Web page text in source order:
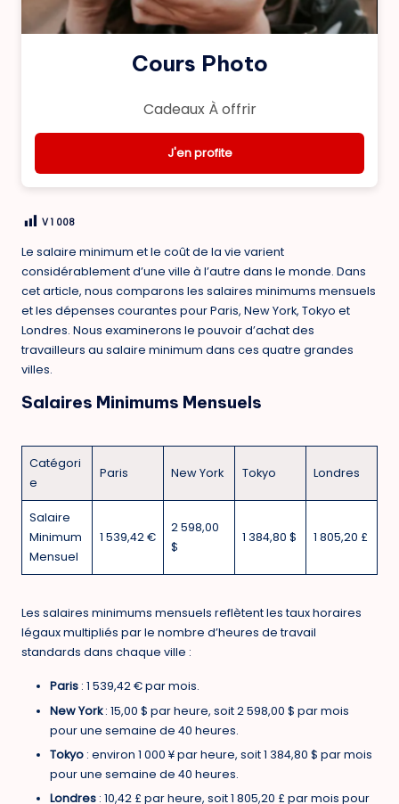
Cours Photo
Cadeaux À offrir
J'en profite
V 1 008
Le salaire minimum et le coût de la vie varient
considérablement d’une ville à l’autre dans le monde. Dans
cet article, nous comparons les salaires minimums mensuels
et les dépenses courantes pour Paris, New York, Tokyo et
Londres. Nous examinerons le pouvoir d’achat des
travailleurs au salaire minimum dans ces quatre grandes
villes.
Salaires Minimums Mensuels
Catégori
e
Paris New York Tokyo Londres
Salaire
Minimum
Mensuel
1 539,42 €
2 598,00
$
1 384,80 $ 1 805,20 £
Les salaires minimums mensuels reflètent les taux horaires
légaux multipliés par le nombre d’heures de travail
standards dans chaque ville :
Paris : 1 539,42 € par mois.
New York: 15,00 $ par heure, soit 2 598,00 $ par mois
pour une semaine de 40 heures.
Tokyo : environ 1 000 ¥ par heure, soit 1 384,80 $ par mois
pour une semaine de 40 heures.
Londres : 10,42 £ par heure, soit 1 805,20 £ par mois pour